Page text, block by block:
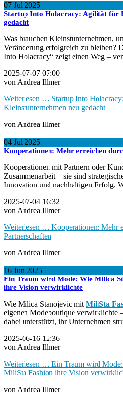
07 Jul 2025
Startup Into Holacracy: Agilität für
gedacht
Was brauchen Kleinstunternehmen,
Veränderung erfolgreich zu bleiben?
Into Holacracy“ zeigt einen Weg –
2025-07-07 07:00
von Andrea Illmer
Weiterlesen … Startup Into
Kleinstunternehmen neu gedacht
von Andrea Illmer
04 Jul 2025
Kooperationen: Mehr erreichen
Kooperationen mit Partnern oder
Zusammenarbeit – sie sind
Innovation und nachhaltigen Erfolg.
2025-07-04 16:32
von Andrea Illmer
Weiterlesen … Kooperationen: Mehr
Partnerschaften
von Andrea Illmer
16 Jun 2025
Ein Traum wird Mode: Wie Milica
ihre Vision verwirklichte
Wie Milica Stanojevic mit MiliSta
eigenen Modeboutique verwirklichte
dabei unterstützt, ihr Unternehmen
2025-06-16 12:36
von Andrea Illmer
Weiterlesen … Ein Traum wird
MiliSta Fashion ihre Vision
von Andrea Illmer